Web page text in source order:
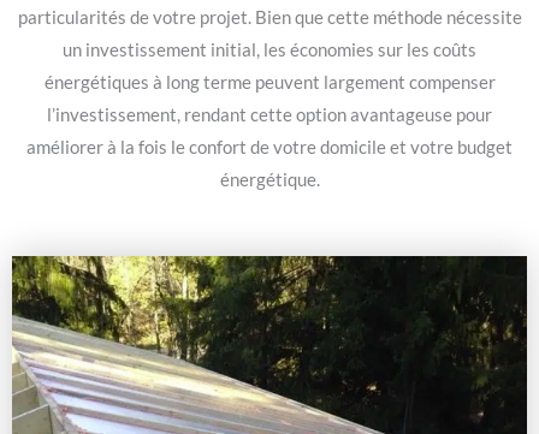
particularités de votre projet. Bien que cette méthode nécessite
un investissement initial, les économies sur les coûts
énergétiques à long terme peuvent largement compenser
l’investissement, rendant cette option avantageuse pour
améliorer à la fois le confort de votre domicile et votre budget
énergétique.